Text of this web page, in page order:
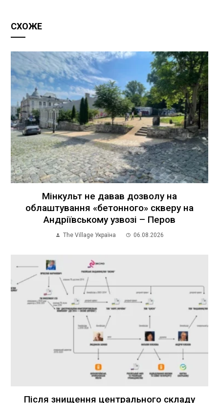
СХОЖЕ
Мінкульт не давав дозволу на
облаштування «бетонного» скверу на
Андріївському узвозі – Перов
The Village Україна 06.08.2026
Після знищення центрального складу